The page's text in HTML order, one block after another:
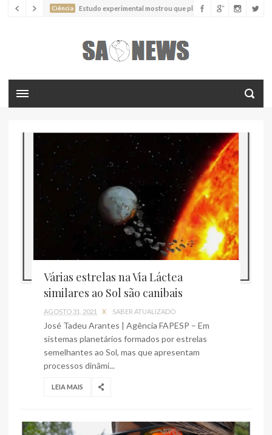
Ciência
ter alcançado até 19 metros de comprimento
Ciência Nova espécie descrita de aranha usa uma sofisticada
armadilha de teia para capturar formigas
Várias estrelas na Via Láctea
similares ao Sol são canibais
AGOSTO 31, 2021 X SABER ATUALIZADO
José Tadeu Arantes | Agência FAPESP – Em
sistemas planetários formados por estrelas
semelhantes ao Sol, mas que apresentam
processos dinâmi...
LEIA MAIS